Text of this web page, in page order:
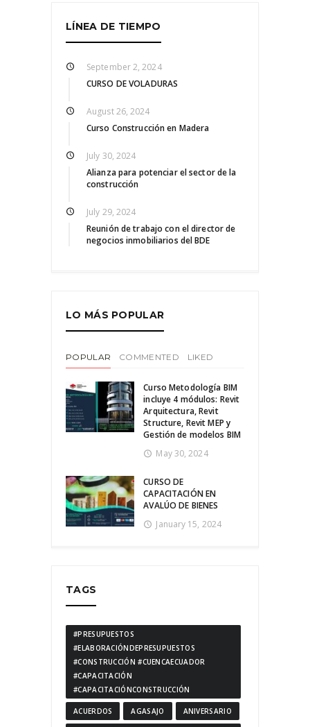
LÍNEA DE TIEMPO
September 2, 2024
CURSO DE VOLADURAS
August 26, 2024
Curso Construcción en Madera
July 30, 2024
Alianza para potenciar el sector de la
construcción
July 29, 2024
Reunión de trabajo con el director de
negocios inmobiliarios del BDE
LO MÁS POPULAR
POPULAR COMMENTED LIKED
Curso Metodología BIM
incluye 4 módulos: Revit
Arquitectura, Revit
Structure, Revit MEP y
Gestión de modelos BIM
May 30, 2024
CURSO DE
CAPACITACIÓN EN
AVALÚO DE BIENES
January 15, 2024
TAGS
#PRESUPUESTOS
#ELABORACIÓNDEPRESUPUESTOS
#CONSTRUCCIÓN #CUENCAECUADOR
#CAPACITACIÓN
#CAPACITACIÓNCONSTRUCCIÓN
ACUERDOS AGASAJO ANIVERSARIO